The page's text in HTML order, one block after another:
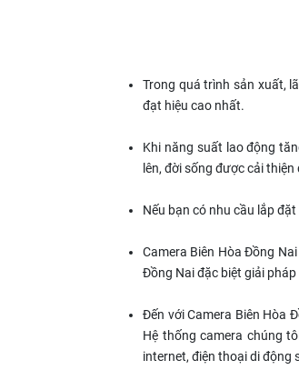
Trong quá trình sản xuất,
đạt hiệu cao nhất.
Khi năng suất lao động
lên, đời sống được cải
Nếu bạn có nhu cầu lắp
Camera Biên Hòa Đồng
Đồng Nai đặc biệt giải
Đến với Camera Biên Hòa
Hệ thống camera chúng
internet, điện thoại di động